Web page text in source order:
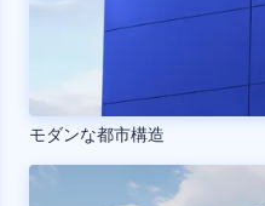
モダンな都市構造